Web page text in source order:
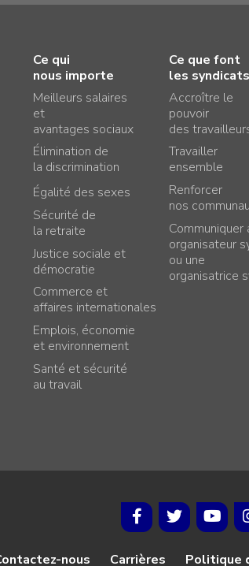
Ce qui
nous importe
Meilleurs salaires
et
avantages sociaux
Élimination de
la discrimination
Égalité des sexes
Sécurité de
la retraite
Justice sociale et
démocratie
Commerce et
affaires internationales
Emplois, économie
et environnement
Santé et sécurité
au travail
Ce que font
les syndicats
Accroître le
pouvoir
des
Travailler
ensemble
Renforcer
nos
Communiquer
organisateur
ou une
organisatrice
nous Carrières Politique